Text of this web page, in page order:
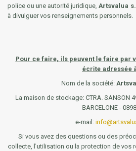
police ou une autorité juridique,Artsvalua
à divulguer vos renseignements personnels.
Pour ce faire, ils peuvent le faire par
écrite adressée
Nom de la société:
La maison de stockage: CTRA. SANSON
BARCELONE -
e-mail:
Si vous avez des questions ou des
collecte, l'utilisation ou la protection de vos